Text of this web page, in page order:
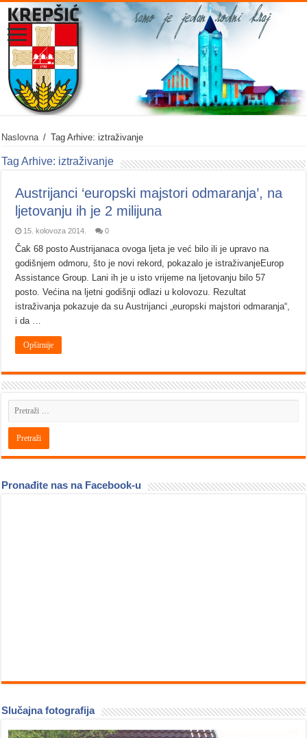
Naslovna / Tag Arhive: iztraživanje
Tag Arhive: iztraživanje
Austrijanci ‘europski majstori odmaranja’, na
ljetovanju ih je 2 milijuna
15. kolovoza 2014. 0
Čak 68 posto Austrijanaca ovoga ljeta je već bilo ili je upravo na
godišnjem odmoru, što je novi rekord, pokazalo je istraživanjeEurop
Assistance Group. Lani ih je u isto vrijeme na ljetovanju bilo 57
posto. Većina na ljetni godišnji odlazi u kolovozu. Rezultat
istraživanja pokazuje da su Austrijanci „europski majstori odmaranja“,
i da …
Opširnije
Pronađite nas na Facebook-u
Slučajna fotografija